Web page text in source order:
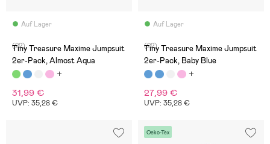
Auf Lager
(22)
Tiny Treasure Maxime Jumpsuit
2er-Pack, Almost Aqua
31,99 €
UVP: 35,28 €
Auf Lager
(22)
Tiny Treasure Maxime Jumpsuit
2er-Pack, Baby Blue
27,99 €
UVP: 35,28 €
Oeko-Tex